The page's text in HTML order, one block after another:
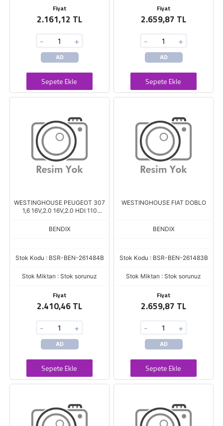
Fiyat
2.161,12 TL
- +
AD
Sepete Ekle
Fiyat
2.659,87 TL
- +
AD
Sepete Ekle
WESTINGHOUSE PEUGEOT 307
1,6 16V,2.0 16V,2.0 HDI 110
BENDIX
Stok Kodu : BSR-BEN-261484B
Stok Miktarı : Stok sorunuz
Fiyat
2.410,46 TL
- +
AD
Sepete Ekle
WESTINGHOUSE FIAT DOBLO
BENDIX
Stok Kodu : BSR-BEN-261483B
Stok Miktarı : Stok sorunuz
Fiyat
2.659,87 TL
- +
AD
Sepete Ekle